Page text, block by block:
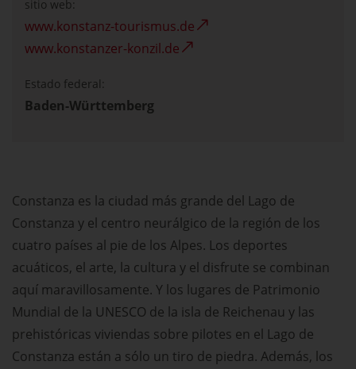
sitio web:
www.konstanz-tourismus.de
www.konstanzer-konzil.de
Estado federal:
Baden-Württemberg
Constanza es la ciudad más grande del Lago de
Constanza y el centro neurálgico de la región de los
cuatro países al pie de los Alpes. Los deportes
acuáticos, el arte, la cultura y el disfrute se combinan
aquí maravillosamente. Y los lugares de Patrimonio
Mundial de la UNESCO de la isla de Reichenau y las
prehistóricas viviendas sobre pilotes en el Lago de
Constanza están a sólo un tiro de piedra. Además, los